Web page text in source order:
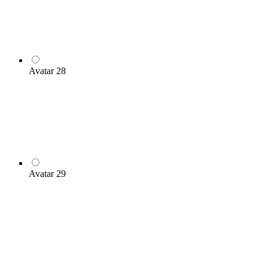
Avatar 28
Avatar 29